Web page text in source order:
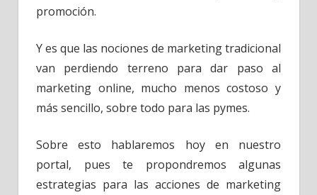
promoción.
Y es que las nociones de marketing tradicional
van perdiendo terreno para dar paso al
marketing online, mucho menos costoso y
más sencillo, sobre todo para las pymes.
Sobre esto hablaremos hoy en nuestro
portal, pues te propondremos algunas
estrategias para las acciones de marketing